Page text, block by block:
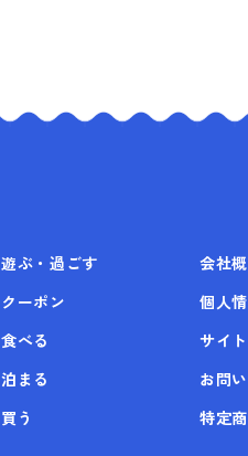
遊ぶ・過ごす
クーポン
食べる
泊まる
買う
会社
個人
サイ
お問
特定